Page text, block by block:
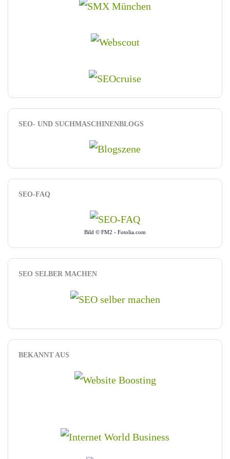
SEO- UND SUCHMASCHINENBLOGS
SEO-FAQ
Bild © FM2 - Fotolia.com
SEO SELBER MACHEN
BEKANNT AUS